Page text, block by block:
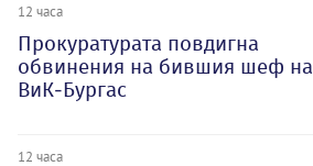
12 часа
Прокуратурата повдигна
обвинения на бившия шеф на
ВиК-Бургас
12 часа